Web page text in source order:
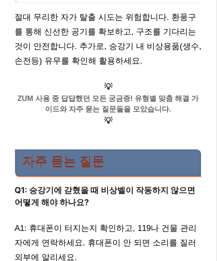
절대 무리한 자가 탈출 시도는 위험합니다. 환풍구
를 통해 신선한 공기를 확보하고, 구조를 기다리는
것이 안전합니다. 추가로, 승강기 내 비상용품(생수,
손전등) 유무를 확인해 활용하세요.
💡
ZUM 사용 중 답답했던 모든 궁금증! 유형별 맞춤 해결 가
이드와 자주 묻는 질문들을 모았습니다.
💡
자주 묻는 질문
Q1: 승강기에 갇혔을 때 비상벨이 작동하지 않으면
어떻게 해야 하나요?
A1: 휴대폰이 터지는지 확인하고, 119나 건물 관리
자에게 연락하세요. 휴대폰이 안 되면 소리를 질러
외부에 알리세요.